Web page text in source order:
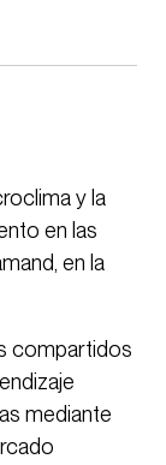
y la
en las
en la
compartidos
mediante